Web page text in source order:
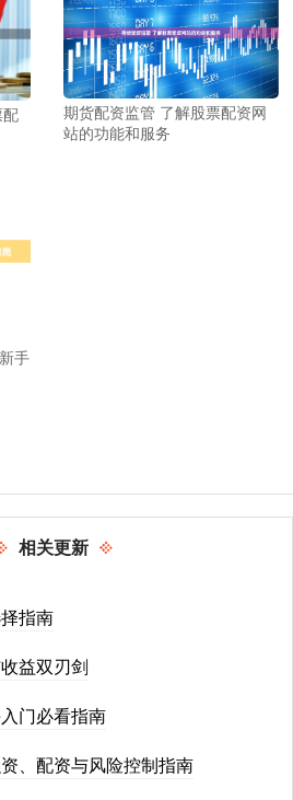
期货配资监管 了解股票配资网
站的功能和服务
手
相关更新
指南
益双刃剑
门必看指南
、配资与风险控制指南